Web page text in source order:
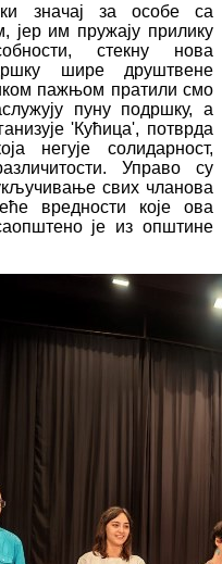
значај за особе са
јер им пружају прилику
стекну нова
шире друштвене
пажњом пратили смо
пуну подршку, а
'Кућица', потврда
негује солидарност,
Управо су
свих чланова
вредности које ова
је из општине